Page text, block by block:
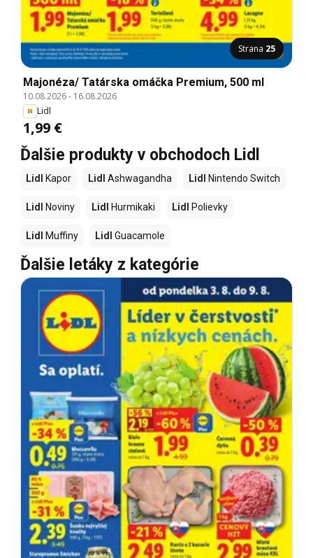
Strana 25
Majonéza/ Tatárska omáčka Premium, 500 ml
10.08.2026- 16.08.2026
Lidl
1,99 €
Ďalšie produkty v obchodoch Lidl
Lidl Kapor Lidl Ashwagandha Lidl Nintendo Switch
Lidl Noviny Lidl Hurmikaki Lidl Polievky
Lidl Muffiny Lidl Guacamole
Ďalšie letáky z kategórie